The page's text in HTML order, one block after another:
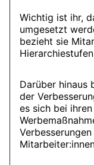
Wichtig ist ihr,
umgesetzt
bezieht sie
Darüber hinaus
der
es sich bei